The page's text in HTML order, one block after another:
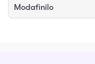
Modafinilo